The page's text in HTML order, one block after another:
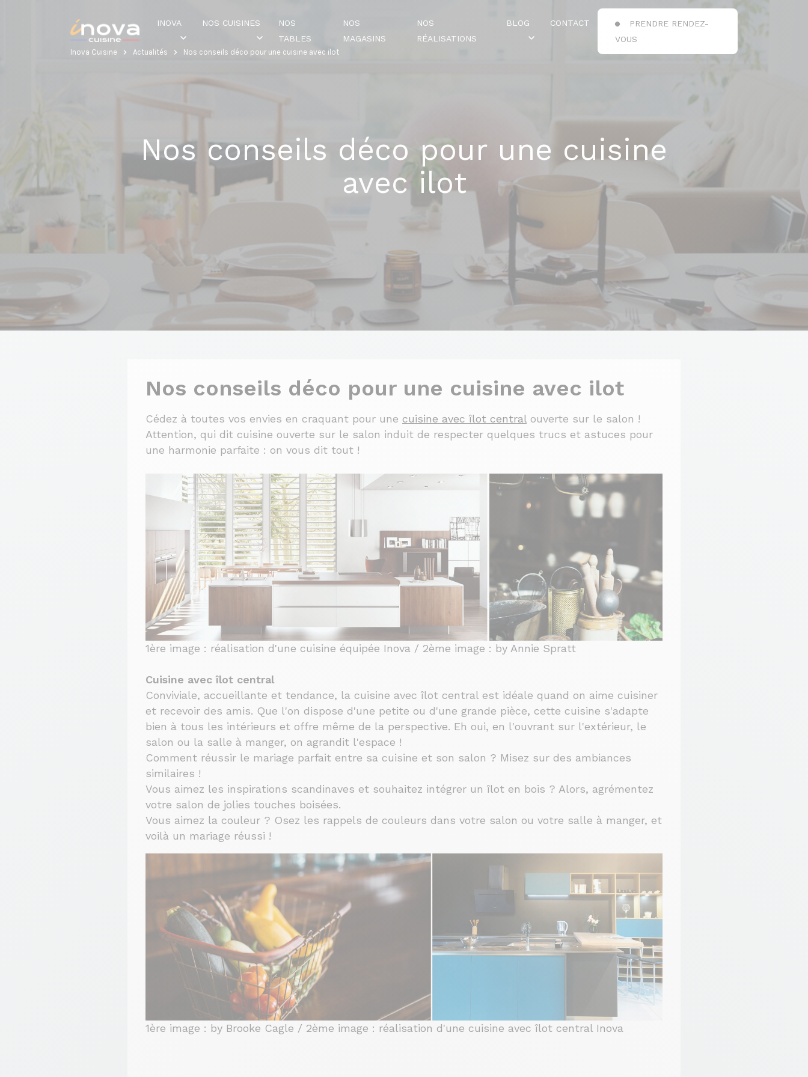
INOVA NOS CUISINES
NOS
TABLES
NOS
MAGASINS
NOS
RÉALISATIONS
BLOG CONTACT
PRENDRE RENDEZ-
VOUS
Inova Cuisine Actualités Nos conseils déco pour une cuisine avec ilot
Nos conseils déco pour une cuisine
avec ilot
Nos conseils déco pour une cuisine avec ilot
Cédez à toutes vos envies en craquant pour une cuisine avec îlot central ouverte sur le salon !
Attention, qui dit cuisine ouverte sur le salon induit de respecter quelques trucs et astuces pour
une harmonie parfaite : on vous dit tout !
1ère image : réalisation d'une cuisine équipée Inova / 2ème image : by Annie Spratt
Cuisine avec îlot central
Conviviale, accueillante et tendance, la cuisine avec îlot central est idéale quand on aime cuisiner
et recevoir des amis. Que l'on dispose d'une petite ou d'une grande pièce, cette cuisine s'adapte
bien à tous les intérieurs et offre même de la perspective. Eh oui, en l'ouvrant sur l'extérieur, le
salon ou la salle à manger, on agrandit l'espace !
Comment réussir le mariage parfait entre sa cuisine et son salon ? Misez sur des ambiances
similaires !
Vous aimez les inspirations scandinaves et souhaitez intégrer un îlot en bois ? Alors, agrémentez
votre salon de jolies touches boisées.
Vous aimez la couleur ? Osez les rappels de couleurs dans votre salon ou votre salle à manger, et
voilà un mariage réussi !
1ère image : by Brooke Cagle / 2ème image : réalisation d'une cuisine avec îlot central Inova